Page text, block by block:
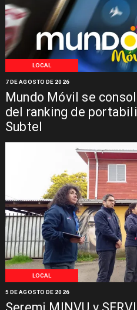
LOCAL
Mundo Móvil se
del ranking de
Subtel
7 DE AGOSTO DE 2026
LOCAL
5 DE AGOSTO DE 2026